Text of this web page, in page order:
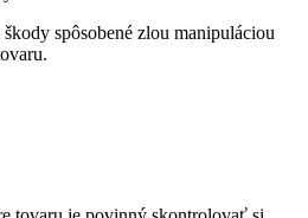
spôsobené zlou manipuláciou